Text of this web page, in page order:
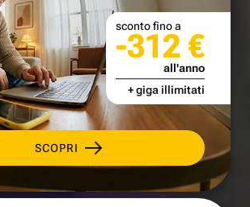
SCOPRI
sconto fino a
-312 €
all'anno
+ giga illimitati